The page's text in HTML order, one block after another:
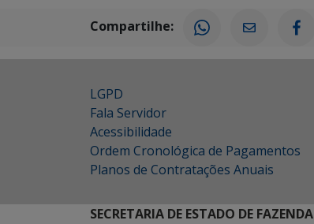
Compartilhe:
LGPD
Fala Servidor
Acessibilidade
Ordem Cronológica de Pagamentos
Planos de Contratações Anuais
SECRETARIA DE ESTADO DE FAZENDA